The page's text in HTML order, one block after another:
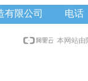
造有限公司
本网站由